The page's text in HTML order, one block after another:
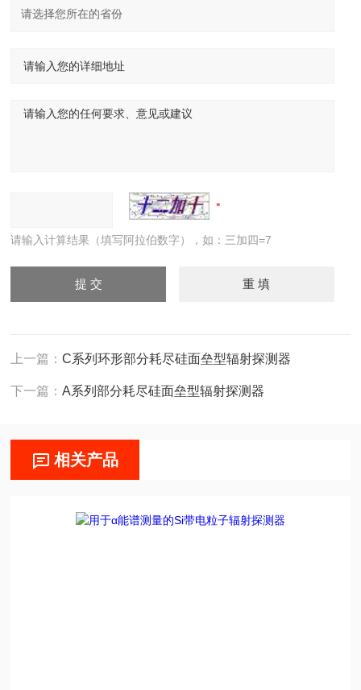
请输入计算结果（填写阿拉伯数字），如：三加四=7
上一篇：C系列环形部分耗尽硅面垒型辐射探测器
下一篇：A系列部分耗尽硅面垒型辐射探测器
相关产品